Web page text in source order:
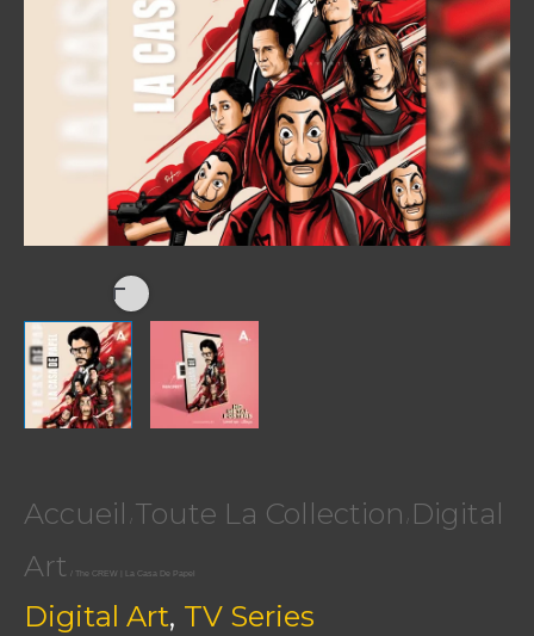
Accueil / Toute La Collection /
Digital
Art / The CREW | La Casa De Papel
Digital Art, TV Series
Casa
Papel